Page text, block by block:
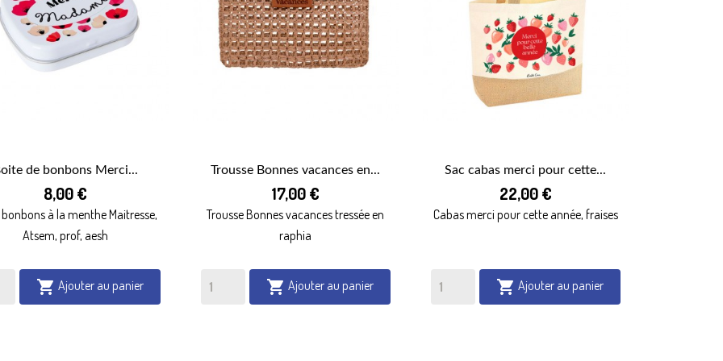
APERÇU RAPIDE
de bonbons Merci...
8,00 €
à la menthe Maitresse,
Atsem, prof, aesh
 Ajouter au panier
APERÇU RAPIDE
Trousse Bonnes vacances en...
17,00 €
Trousse Bonnes vacances tressée en
raphia
 Ajouter au panier
APERÇU RAPIDE
Sac cabas merci pour cette...
22,00 €
Cabas merci pour cette année, fraises
 Ajouter au panier